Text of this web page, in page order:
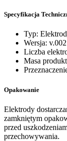
Specyfikacja
Typ:
Wersja: v.002
Liczba
Masa
Opakowanie
Elektrody
zamkniętym
przed
przechowywania.